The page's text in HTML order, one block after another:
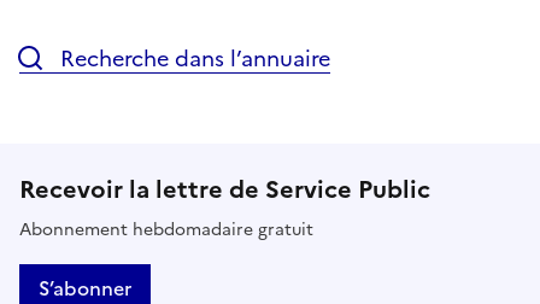
Recherche dans l’annuaire
Recevoir la lettre de Service Public
Abonnement hebdomadaire gratuit
S’abonner